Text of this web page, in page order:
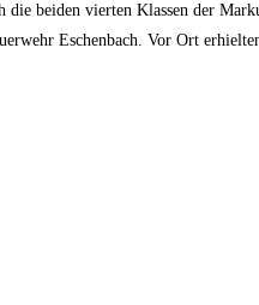
die beiden vierten Klassen der
Eschenbach. Vor Ort